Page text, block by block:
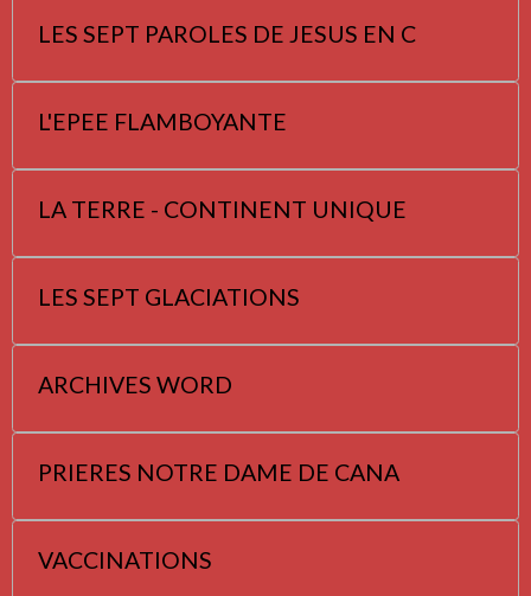
LES SEPT PAROLES DE JESUS EN C
L'EPEE FLAMBOYANTE
LA TERRE - CONTINENT UNIQUE
LES SEPT GLACIATIONS
ARCHIVES WORD
PRIERES NOTRE DAME DE CANA
VACCINATIONS